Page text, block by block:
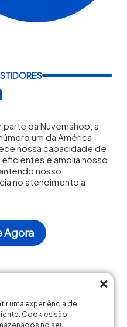
da Nuvemshop, a
um da América
nossa capacidade de
e amplia nosso
nosso
no atendimento a
Agora
de
×
uma experiência de
Cookies são
no seu